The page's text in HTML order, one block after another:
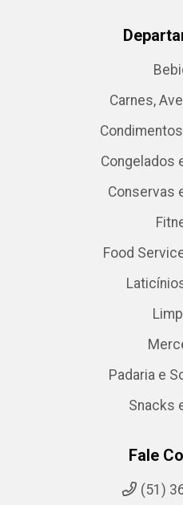
Carnes,
Congelados
Conservas
Food
Padaria e
Snacks
Fale
(51)